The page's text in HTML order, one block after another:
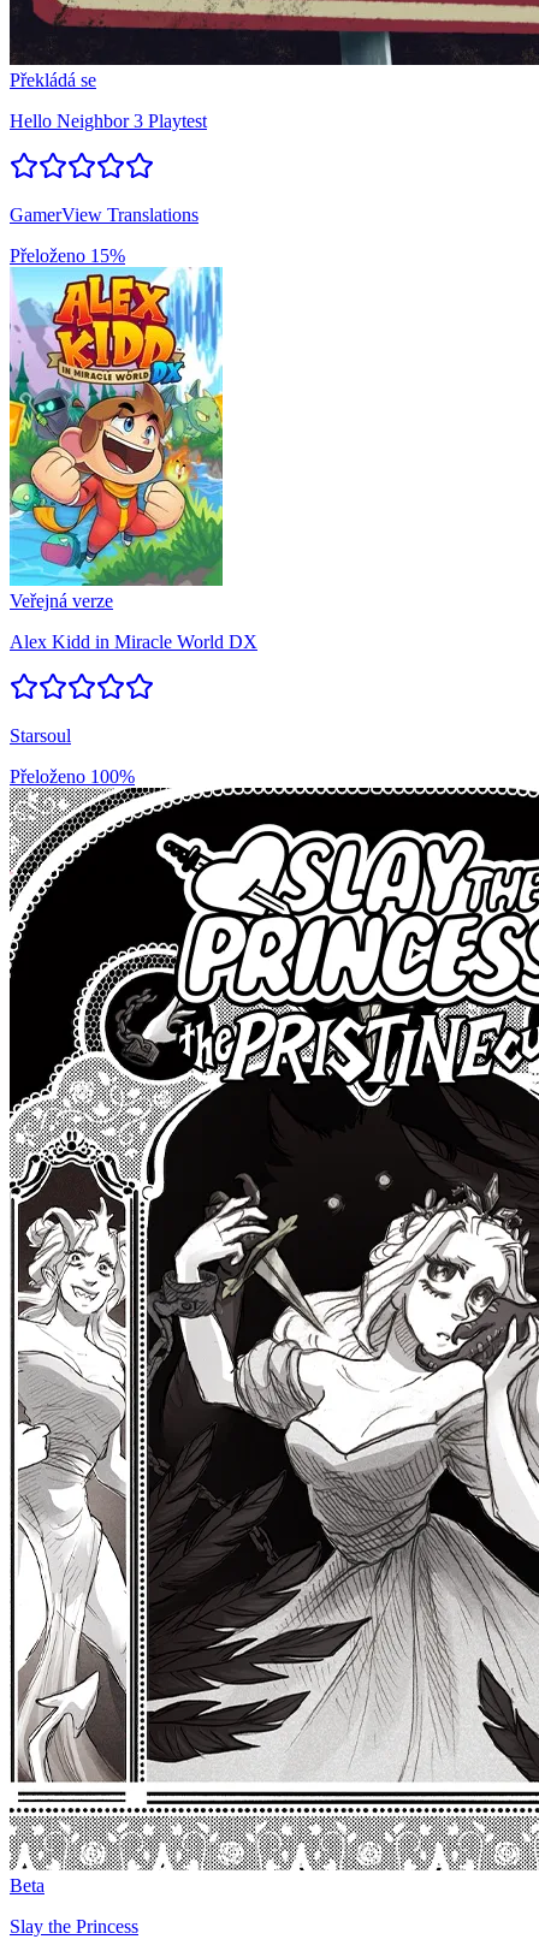
Překládá se
Hello Neighbor 3 Playtest
GamerView Translations
Přeloženo 15%
Veřejná verze
Alex Kidd in Miracle World DX
Starsoul
Přeloženo 100%
Beta
Slay the Princess